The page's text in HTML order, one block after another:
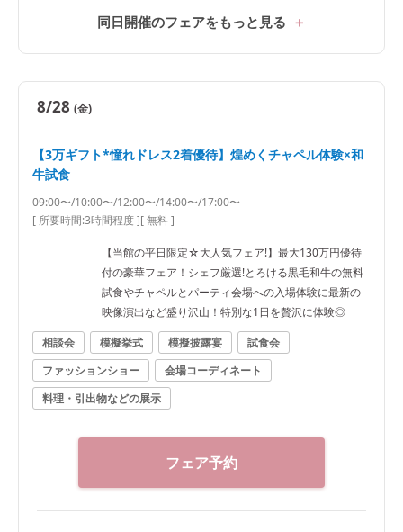
同日開催のフェアをもっと見る
8/28 (金)
【3万ギフト*憧れドレス2着優待】煌めくチャペル体験×和
牛試食
09:00〜/10:00〜/12:00〜/14:00〜/17:00〜
[ 所要時間:3時間程度][ 無料 ]
【当館の平日限定☆大人気フェア!】最大130万円優待
付の豪華フェア！シェフ厳選!とろける黒毛和牛の無料
試食やチャペルとパーティ会場への入場体験に最新の
映像演出など盛り沢山！特別な1日を贅沢に体験◎
相談会
模擬挙式 模擬披露宴
試食会
ファッションショー
会場コーディネート
料理・引出物などの展示
フェア予約